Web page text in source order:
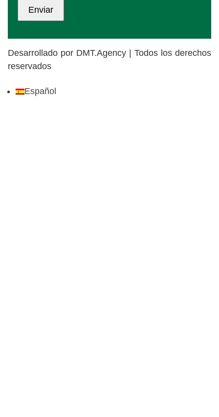
Desarrollado por DMT.Agency | Todos los derechos
reservados
Español